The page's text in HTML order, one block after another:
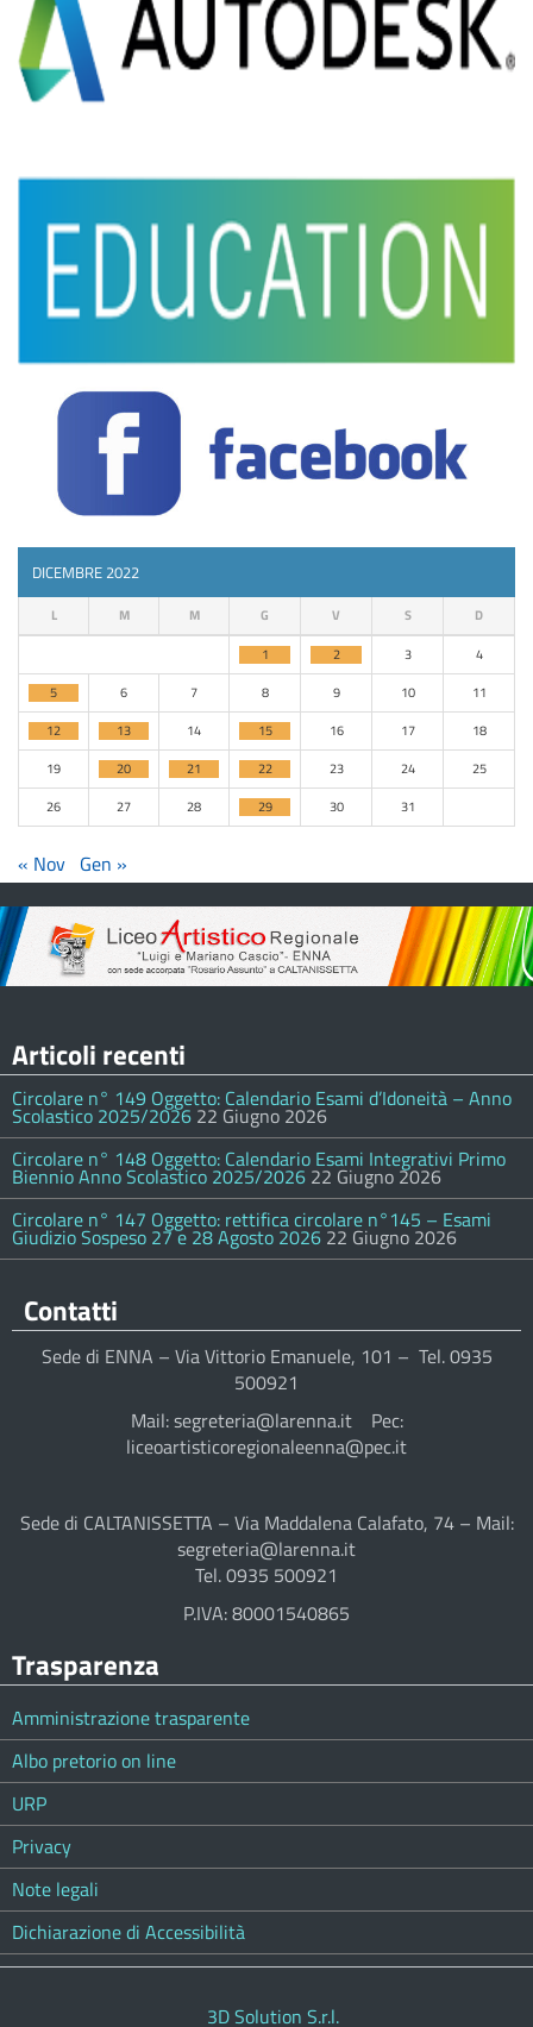
DICEMBRE 2022
L M M G V S D
1 2 3
4
5
6 7 8 9 10
11
12
13 14 15 16 17
18
19
20 21 22 23 24
25
26
27 28 29 30 31
« Nov Gen »
Articoli recenti
Circolare n° 149 Oggetto: Calendario Esami d’Idoneità – Anno
Scolastico 2025/2026 22 Giugno 2026
Circolare n° 148 Oggetto: Calendario Esami Integrativi Primo
Biennio Anno Scolastico 2025/2026 22 Giugno 2026
Circolare n° 147 Oggetto: rettifica circolare n°145 – Esami
Giudizio Sospeso 27 e 28 Agosto 2026 22 Giugno 2026
Contatti
Sede di ENNA – Via Vittorio Emanuele, 101 – Tel. 0935
500921
Mail: segreteria@larenna.it Pec:
liceoartisticoregionaleenna@pec.it
Sede di CALTANISSETTA – Via Maddalena Calafato, 74 – Mail:
segreteria@larenna.it
Tel. 0935 500921
P.IVA: 80001540865
Trasparenza
Amministrazione trasparente
Albo pretorio on line
URP
Privacy
Note legali
Dichiarazione di Accessibilità
3D Solution S.r.l.